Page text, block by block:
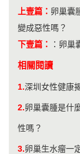
上壹篇： 卵巢囊
變成惡性嗎？
下壹篇：
： 卵巢
相關閱讀
1.深圳女性健康
2.卵巢囊腫是什
性嗎？
3.卵巢生水瘤一